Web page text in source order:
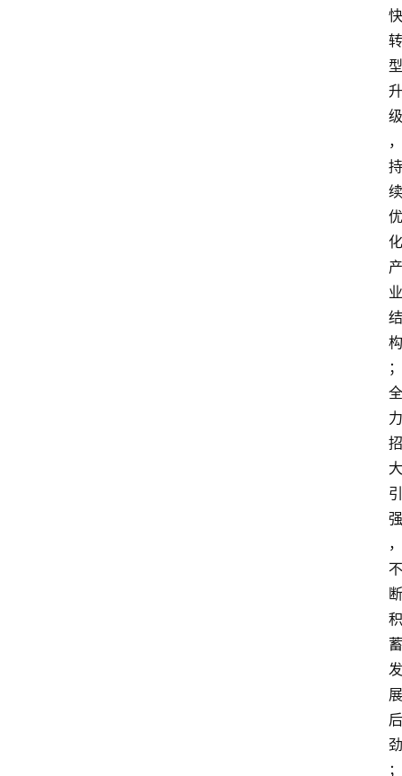
快
转
型
升
级
，
持
续
优
化
产
业
结
构
；
全
力
招
大
引
强
，
不
断
积
蓄
发
展
后
劲
；